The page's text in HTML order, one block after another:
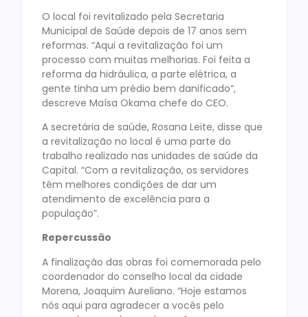
O local foi revitalizado pela Secretaria
Municipal de Saúde depois de 17 anos sem
reformas. “Aqui a revitalização foi um
processo com muitas melhorias. Foi feita a
reforma da hidráulica, a parte elétrica, a
gente tinha um prédio bem danificado”,
descreve Maísa Okama chefe do CEO.
A secretária de saúde, Rosana Leite, disse que
a revitalização no local é uma parte do
trabalho realizado nas unidades de saúde da
Capital. “Com a revitalização, os servidores
têm melhores condições de dar um
atendimento de excelência para a
população”.
Repercussão
A finalização das obras foi comemorada pelo
coordenador do conselho local da cidade
Morena, Joaquim Aureliano. “Hoje estamos
nós aqui para agradecer a vocês pelo